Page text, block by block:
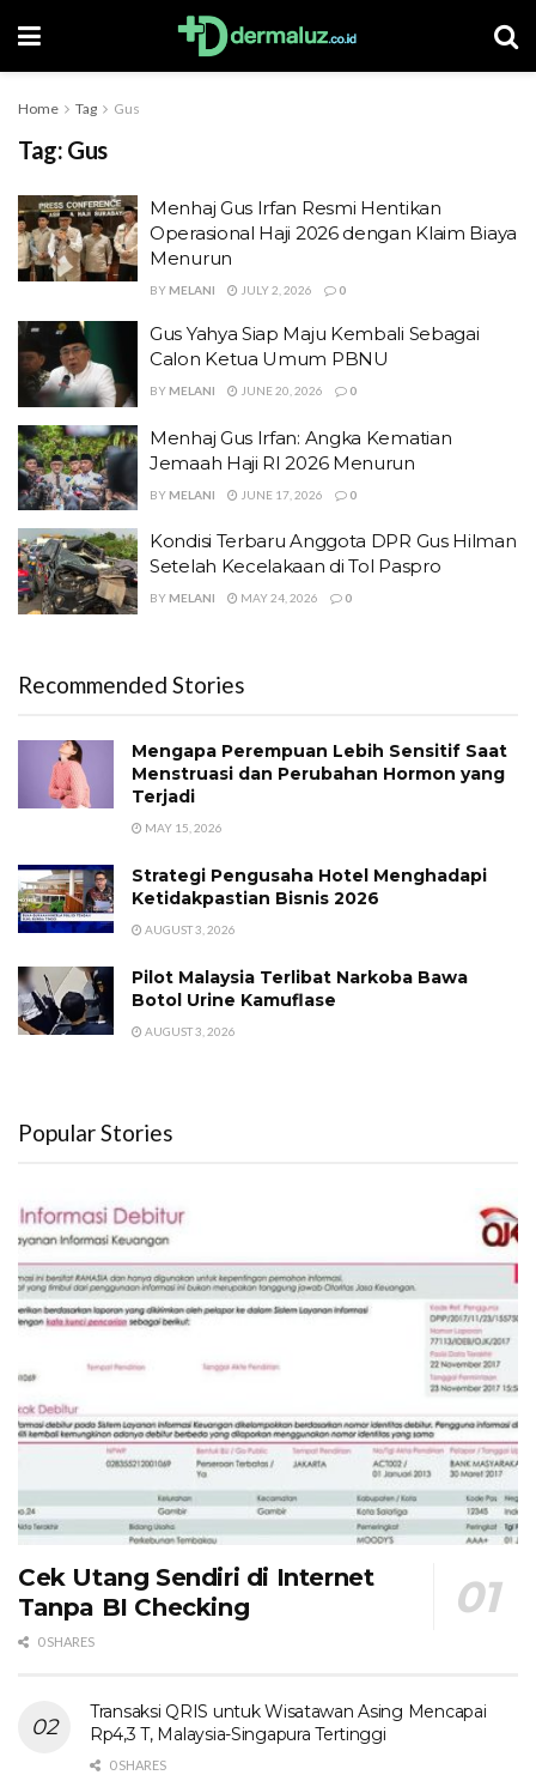
Home Tag Gus
Tag: Gus
Menhaj Gus Irfan Resmi Hentikan
Operasional Haji 2026 dengan Klaim Biaya
Menurun
BY MELANI JULY 2, 2026 0
Gus Yahya Siap Maju Kembali Sebagai
Calon Ketua Umum PBNU
BY MELANI JUNE 20, 2026 0
Menhaj Gus Irfan: Angka Kematian
Jemaah Haji RI 2026 Menurun
BY MELANI JUNE 17, 2026 0
Kondisi Terbaru Anggota DPR Gus Hilman
Setelah Kecelakaan di Tol Paspro
BY MELANI MAY 24, 2026 0
Recommended Stories
Mengapa Perempuan Lebih Sensitif Saat
Menstruasi dan Perubahan Hormon yang
Terjadi
MAY 15, 2026
Strategi Pengusaha Hotel Menghadapi
Ketidakpastian Bisnis 2026
AUGUST 3, 2026
Pilot Malaysia Terlibat Narkoba Bawa
Botol Urine Kamuflase
AUGUST 3, 2026
Popular Stories
Cek Utang Sendiri di Internet
Tanpa BI Checking
0 SHARES
Transaksi QRIS untuk Wisatawan Asing Mencapai
Rp4,3 T, Malaysia-Singapura Tertinggi
0 SHARES